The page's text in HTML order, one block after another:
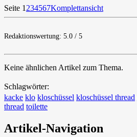
Seite 1 234567Komplettansicht
Redaktionswertung: 5.0 / 5
Keine ähnlichen Artikel zum Thema.
Schlagwörter:
kacke klo kloschüssel kloschüssel thread
thread toilette
Artikel-Navigation